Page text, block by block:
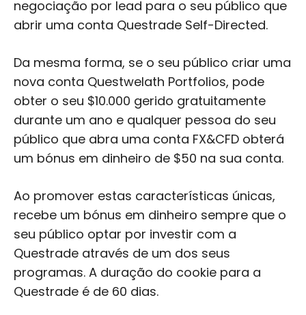
negociação por lead para o seu público que
abrir uma conta Questrade Self-Directed.
Da mesma forma, se o seu público criar uma
nova conta Questwelath Portfolios, pode
obter o seu $10.000 gerido gratuitamente
durante um ano e qualquer pessoa do seu
público que abra uma conta FX&CFD obterá
um bónus em dinheiro de $50 na sua conta.
Ao promover estas características únicas,
recebe um bónus em dinheiro sempre que o
seu público optar por investir com a
Questrade através de um dos seus
programas. A duração do cookie para a
Questrade é de 60 dias.